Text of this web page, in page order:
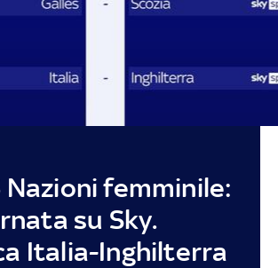
Nazioni femminile:
su Sky.
Italia-Inghilterra